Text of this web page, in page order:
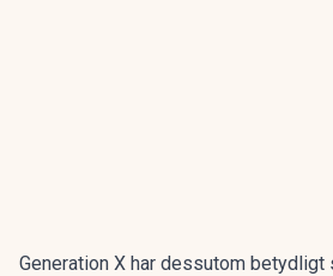
Generation X har dessutom